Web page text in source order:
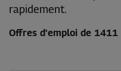
rapidement.
Offres d'emploi de